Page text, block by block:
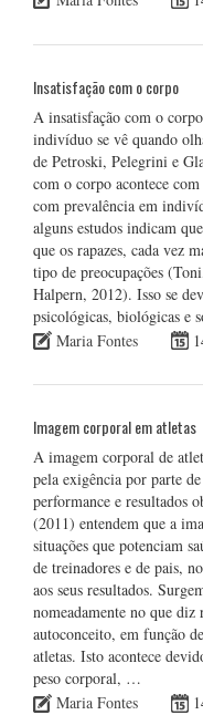
Insatisfação com o corpo
A insatisfação com o
indivíduo se vê quando
de Petroski, Pelegrini e
com o corpo acontece
com prevalência em
alguns estudos indicam
que os rapazes, cada vez
tipo de preocupações
Halpern, 2012). Isso se
psicológicas, biológicas e
Maria Fontes
Imagem corporal em atletas
A imagem corporal de
pela exigência por parte
performance e resultados
(2011) entendem que a
situações que potenciam
de treinadores e de pais,
aos seus resultados.
nomeadamente no que
autoconceito, em função
atletas. Isto acontece
peso corporal, …
Maria Fontes